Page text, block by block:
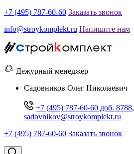
+7 (495) 787-60-60 Заказать звонок
info@stroykomplekt.ru Напишите нам
Дежурный менеджер
Cадовников Олег Николаевич
+7 (495) 787-60-60 доб. 8788,
sadovnikov@stroykomplekt.ru
+7 (495) 787-60-60 Заказать звонок